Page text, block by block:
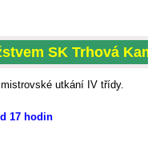
SK Trhová
utkání IV třídy.
17 hodin